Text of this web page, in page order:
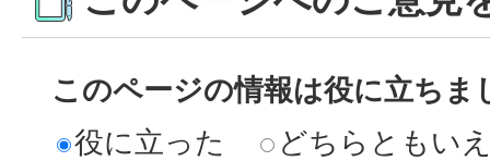
このページの情報は役に立ちま
役に立った
どちらともい